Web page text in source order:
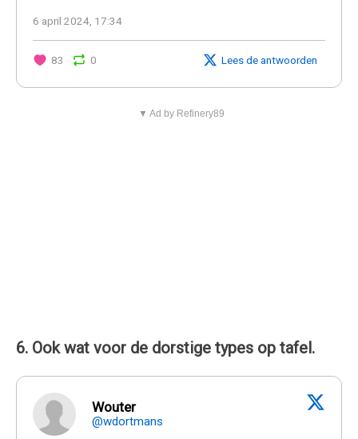
6 april 2024, 17:34
83 0 Lees de antwoorden
▼ Ad by Refinery89
6. Ook wat voor de dorstige types op tafel.
Wouter
@wdortmans